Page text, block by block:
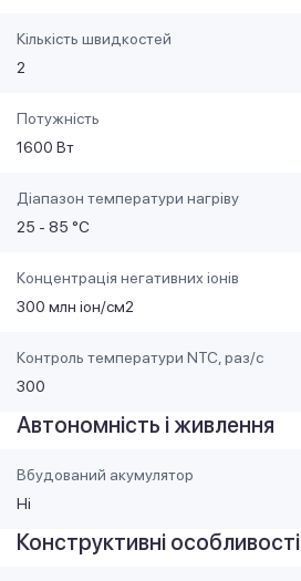
Кількість швидкостей
2
Потужність
1600 Вт
Діапазон температури нагріву
25 - 85 °C
Концентрація негативних іонів
300 млн іон/см2
Контроль температури NTC, раз/с
300
Автономність і живлення
Вбудований акумулятор
Ні
Конструктивні особливості